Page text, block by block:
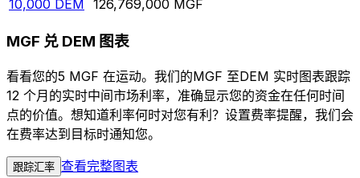
10,000 DEM 126,769,000 MGF
MGF 兑 DEM 图表
看看您的5 MGF 在运动。我们的MGF 至DEM 实时图表跟踪
12 个月的实时中间市场利率，准确显示您的资金在任何时间
点的价值。想知道利率何时对您有利？设置费率提醒，我们会
在费率达到目标时通知您。
跟踪汇率 查看完整图表